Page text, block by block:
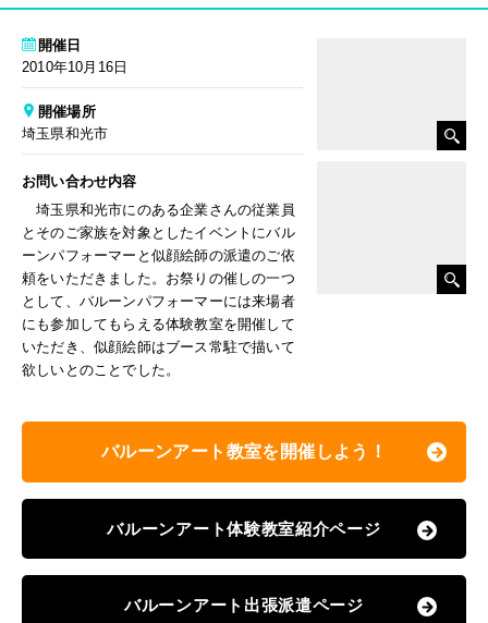
開催日
2010年10月16日
開催場所
埼玉県和光市
お問い合わせ内容
埼玉県和光市にのある企業さんの従業員
とそのご家族を対象としたイベントにバル
ーンパフォーマーと似顔絵師の派遣のご依
頼をいただきました。お祭りの催しの一つ
として、バルーンパフォーマーには来場者
にも参加してもらえる体験教室を開催して
いただき、似顔絵師はブース常駐で描いて
欲しいとのことでした。
バルーンアート教室を開催しよう！
バルーンアート体験教室紹介ページ
バルーンアート出張派遣ページ